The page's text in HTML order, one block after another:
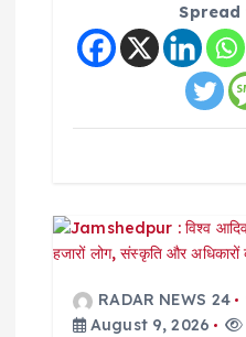
RADAR NEWS 24
August 9, 2026